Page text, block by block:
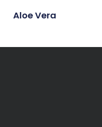
Aloe Vera